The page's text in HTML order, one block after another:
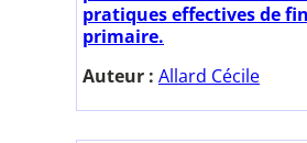
pratiques effectives de
primaire.
Auteur : Allard Cécile